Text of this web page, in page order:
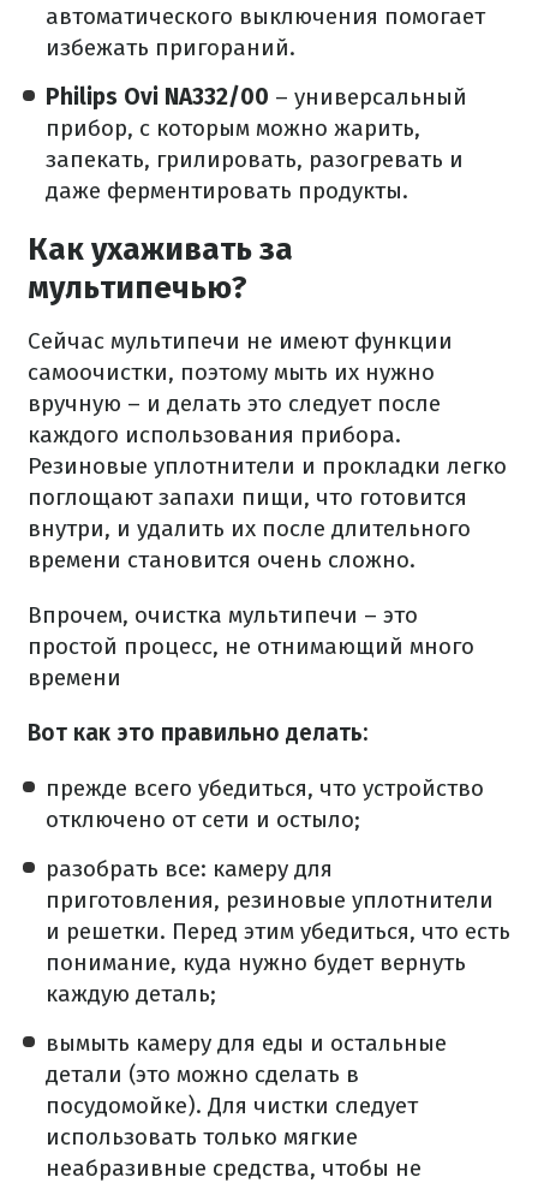
автоматического выключения помогает
избежать пригораний.
Philips Ovi NA332/00 – универсальный
прибор, с которым можно жарить,
запекать, грилировать, разогревать и
даже ферментировать продукты.
Как ухаживать за
мультипечью?
Сейчас мультипечи не имеют функции
самоочистки, поэтому мыть их нужно
вручную – и делать это следует после
каждого использования прибора.
Резиновые уплотнители и прокладки легко
поглощают запахи пищи, что готовится
внутри, и удалить их после длительного
времени становится очень сложно.
Впрочем, очистка мультипечи – это
простой процесс, не отнимающий много
времени
Вот как это правильно делать:
прежде всего убедиться, что устройство
отключено от сети и остыло;
разобрать все: камеру для
приготовления, резиновые уплотнители
и решетки. Перед этим убедиться, что есть
понимание, куда нужно будет вернуть
каждую деталь;
вымыть камеру для еды и остальные
детали (это можно сделать в
посудомойке). Для чистки следует
использовать только мягкие
неабразивные средства, чтобы не